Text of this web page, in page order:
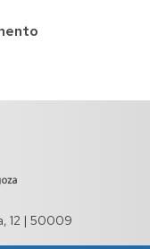
12 | 50009